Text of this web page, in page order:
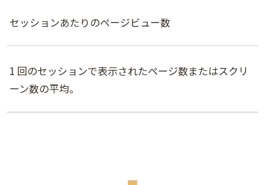
セッションあたりのページビュー数
1 回のセッションで表示されたページ数またはスクリ
ーン数の平均。